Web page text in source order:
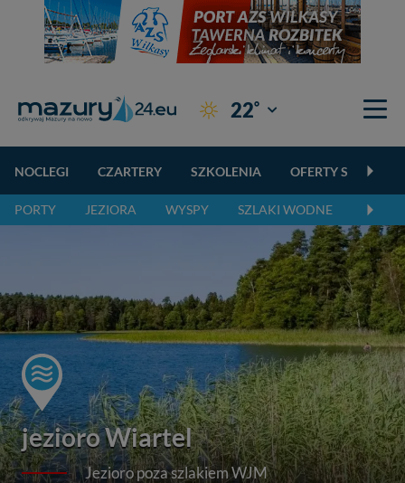
22° Giżycko
NOCLEGI CZARTERY SZKOLENIA OFERTY
PORTY JEZIORA WYSPY SZLAKI WODNE
jezioro Wiartel
Jezioro poza szlakiem WJM